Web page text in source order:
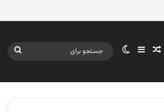
ورود نوشته تصادفی
سایدبار تغییر پوسته